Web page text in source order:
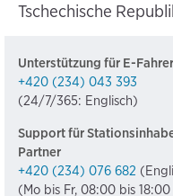
Tschechische
Unterstützung für E-
+420 (234) 043 393
(24/7/365: Englisch)
Support für
Partner
+420 (234) 076 682
(Mo bis Fr, 08:00 bis